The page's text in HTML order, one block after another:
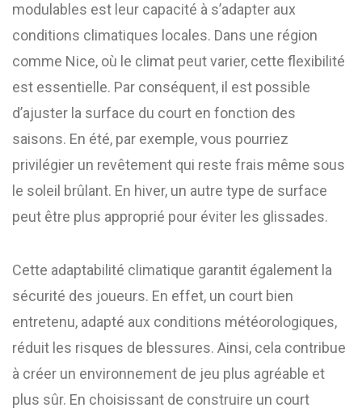
modulables est leur capacité à s’adapter aux
conditions climatiques locales. Dans une région
comme Nice, où le climat peut varier, cette flexibilité
est essentielle. Par conséquent, il est possible
d’ajuster la surface du court en fonction des
saisons. En été, par exemple, vous pourriez
privilégier un revêtement qui reste frais même sous
le soleil brûlant. En hiver, un autre type de surface
peut être plus approprié pour éviter les glissades.
Cette adaptabilité climatique garantit également la
sécurité des joueurs. En effet, un court bien
entretenu, adapté aux conditions météorologiques,
réduit les risques de blessures. Ainsi, cela contribue
à créer un environnement de jeu plus agréable et
plus sûr. En choisissant de construire un court